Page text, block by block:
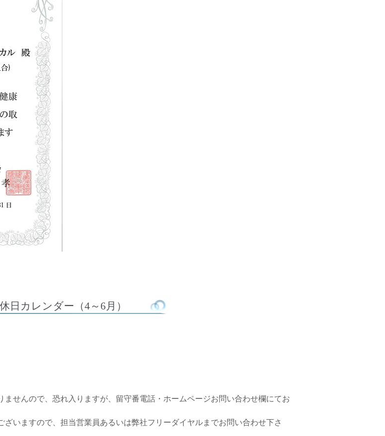
日カレンダー（4～6月）
せんので、恐れ入りますが、留守番電話・ホームページお問い合わせ欄にてお
いますので、担当営業員あるいは弊社フリーダイヤルまでお問い合わせ下さ